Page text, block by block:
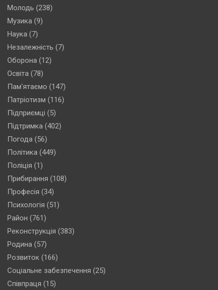
Молодь (238)
Музика (9)
Наука (7)
Незалежність (7)
Оборона (12)
Освіта (78)
Пам'ятаємо (147)
Патріотизм (116)
Підприємці (5)
Підтримка (402)
Погода (56)
Політика (449)
Поліція (1)
Прибирання (108)
Професія (34)
Психологія (51)
Район (761)
Реконструкція (383)
Родина (57)
Розвиток (166)
Соціальне забезпечення (25)
Співпраця (15)